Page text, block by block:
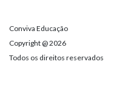
Conviva Educação
Copyright @ 2026
Todos os direitos reservados